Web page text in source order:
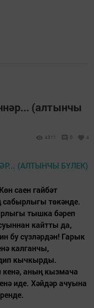
(алтынчы
4311 0 4
саен гайбәт
сабырлыгы төкәнде.
тышка бәреп
кайтты да,
бу сүзләрдән! Гарык
калганчы,
кычкырды.
аның кызмача
иде. Хәйдәр ачуына